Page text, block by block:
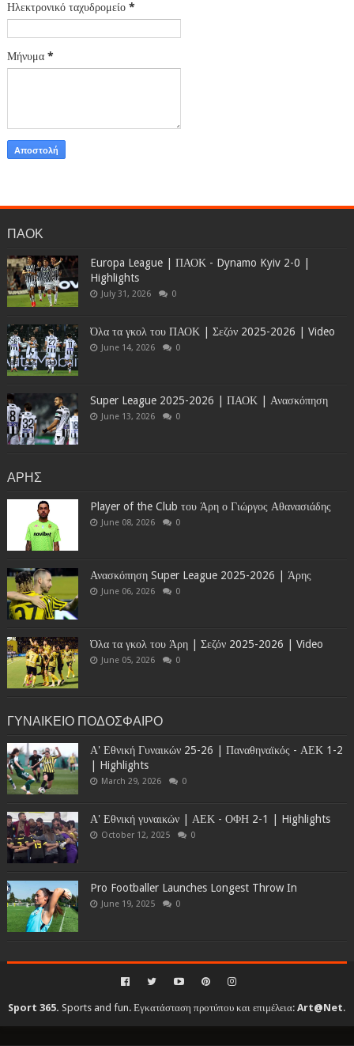
Ηλεκτρονικό ταχυδρομείο *
Μήνυμα *
ΠΑΟΚ
Europa League | ΠΑΟΚ - Dynamo Kyiv 2-0 |
Highlights
July 31, 2026 0
Όλα τα γκολ του ΠΑΟΚ | Σεζόν 2025-2026 | Video
June 14, 2026 0
Super League 2025-2026 | ΠΑΟΚ | Ανασκόπηση
June 13, 2026 0
ΑΡΗΣ
Player of the Club του Άρη ο Γιώργος Αθανασιάδης
June 08, 2026 0
Ανασκόπηση Super League 2025-2026 | Άρης
June 06, 2026 0
Όλα τα γκολ του Άρη | Σεζόν 2025-2026 | Video
June 05, 2026 0
ΓΥΝΑΙΚΕΙΟ ΠΟΔΟΣΦΑΙΡΟ
Α' Εθνική Γυναικών 25-26 | Παναθηναϊκός - ΑΕΚ 1-2
| Highlights
March 29, 2026 0
Α' Εθνική γυναικών | ΑΕΚ - ΟΦΗ 2-1 | Highlights
October 12, 2025 0
Pro Footballer Launches Longest Throw In
June 19, 2025 0
Sport 365. Sports and fun. Εγκατάσταση προτύπου και επιμέλεια:Art@Net.